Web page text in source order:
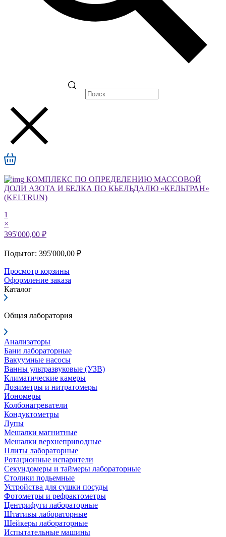
КОМПЛЕКС ПО ОПРЕДЕЛЕНИЮ МАССОВОЙ
ДОЛИ АЗОТА И БЕЛКА ПО КЬЕЛЬДАЛЮ «КЕЛЬТРАН»
(KELTRUN)
1
×
395'000,00 ₽
Подытог: 395'000,00 ₽
Просмотр корзины
Оформление заказа
Каталог
Общая лаборатория
Анализаторы
Бани лабораторные
Вакуумные насосы
Ванны ультразвуковые (УЗВ)
Климатические камеры
Дозиметры и нитратомеры
Иономеры
Колбонагреватели
Кондуктометры
Лупы
Мешалки магнитные
Мешалки верхнеприводные
Плиты лабораторные
Ротационные испарители
Секундомеры и таймеры лабораторные
Столики подьемные
Устройства для сушки посуды
Фотометры и рефрактометры
Центрифуги лабораторные
Штативы лабораторные
Шейкеры лабораторные
Испытательные машины